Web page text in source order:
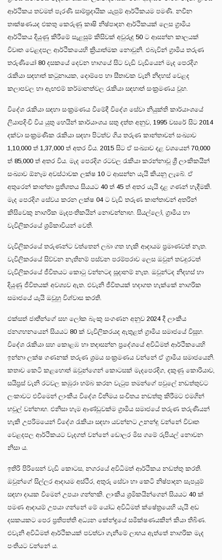
ආර්ථිකය තවමත් පැරණි සාම්ප්‍රදායික යැපුම් ආර්ථිකයම පමණි. නවීන
තාක්ෂණයද එකතු කෙරුණු කෘෂි නිෂ්පාදන ආර්ථිකයක් ලෙස ග්‍රාමීය
ආර්ථිකය දියුණු කිරීමේ සැළසුම් කිසිවක් අවුරුදු 50 ට ආසන්න කාලයක්
විවෘත වෙළදපල ආර්ථිකයෙහි ක්‍රියාත්මක නොවුනි. එබැවින් ග්‍රාමීය තරුණ
තරුණියෝ 80 දසකයේ දෙවන භාගයේ සිට වැඩි වැඩියෙන් මැද පෙරදිග
රැකියා සඳහාත් කටුනායක, දොම්පෙ හා සීතාවක වැනි නිදහස් වෙළද
කලාපවල හා ඇඟළුම් කර්මානත්වල රැකියා සඳහාත් සංක්‍රමණය වූහ.
විදේශ රැකියා සඳහා සංක්‍රමණය වීමේදී විදේශ සේවා නියුක්ති කාර්යාංශයේ
ලියාපදිංචි විය යුතු හෙයින් කාර්යාංශය සතු දත්ත අනුව, 1995 වසරේ සිට 2014
දක්වා සංක්‍රමණික රැකියා සඳහා පිටත්ව ගිය තරුණ කාන්තාවන් සංඛ්‍යාව
1,10,000 ත් 1,37,000 ත් අතර විය. 2015 සිට ඒ සංඛ්‍යාව දළ වශයෙන් 70,000
ත් 85,000 ත් අතර විය. මැද පෙරදිග රටවල රැකියා කරන්නාවූ ශ්‍රී ලාංකිකයින්
සංඛ්‍යාව ඕනෑම අවස්ථාවක ලක්ෂ 10 ට ආසන්න යැයි කියනු ලැබේ. ඒ
අතුරෙන් කාන්තා ප්‍රතිශතය සියයට 40 ත් 45 ත් අතර යැයි දළ ගණන් හැදීමකි.
මැද පෙරදිග සේවය කරන ලක්ෂ 04 ට වැඩි තරුණ කාන්තාවන් අතරින්
කිසිවෙකු නාගරික මැදපංතිකයින් නොවන්නාහ. සියල්ලෝ, ග්‍රාමීය හා
වැවිලිකරයේ ශ්‍රමිකාවියන් වෙති.
වැවිලිකරයේ තරුණන්ට වත්තෙන් ලබා ගත හැකි ආදායම ප්‍රමාණවත් නැත.
වැවිලිකරයේ සිව්වන නැතිනම් පස්වන පරම්පරාව ලෙස ඔවුන් තවදුරටත්
වැවිලිකරයේ ජීවිතයට කොටු වන්නටද සූදානම් නැත. ඔවුන්ටද නිදහස් හා
දියුණු ජීවිතයක් අවශ්‍යව ඇත. එවැනි ජීවිතයක් හදාගත හැක්කේ නාගරික
සමාජයේ යැයි ඔවුහු විශ්වාස කරති.
එක්සත් ජාතීන්ගේ සහ ලෝක බැංකු සංගණන අනුව 2024 දී ලාංකීය
ජනගහනයෙන් සියයට 80 ක් වැවිලිකරයද ඇතුළත් ග්‍රාමීය සමාජයේ විසූහ.
විදේශ රැකියා සහ කොළඹ හා තදාසන්න ප්‍රදේශයේ අවිධිමත් ආර්ථිකයෙහි
ඉන්නා ලක්ෂ ගණනක් තරුණ ශ්‍රමය සංක්‍රමණය වන්නේ ඒ ග්‍රාමීය සමාජයෙනි.
කතාව කෙටි කළහොත් ඔවුන්ගෙන් කොටසක් මැදපෙරදිග, දකුණු කොරියාව,
සයිප්‍රස් වැනි රටවල කඹුරා හම්බ කරන වැටුප තමන්ගේ පවුලේ නඩත්තුවට
ලංකාවට එවීමෙන් ලාංකීය විදේශ විනිමය සංචිතය නඩත්තු කිරීමට එමගින්
හවුල් වන්නාහ. එනිසා හැම ආණ්ඩුවක්ම ග්‍රාමීය සමාජයේ තරුණ තරුණියන්
හැකි උපරිමයෙන් විදේශ රැකියා සඳහා යවන්නට උනන්දු වන්නේ විවෘත
වෙළදපල ආර්ථිකයට වැදගත් වන්නේ ඩොලර මිස ගමේ රුපියල් නොවන
නිසා ය.
ඉතිරි පිරිසෙන් වැඩි කොටස, නගරයේ අවිධිමත් ආර්ථිකය නඩත්තු කරති.
ඔවුන්ගේ සිල්ලර ආදායම අස්ථිර, අතුරු සේවා හා කෙටි නිෂ්පාදන සැපයුම්
සඳහා දායක වීමෙන් උපයා ගන්නකි. ලාංකීය ශ්‍රමිකයින්ගෙන් සියයට 40 ක්
පමණ ආදායම් උපයා ගන්නේ මේ යෝධ අවිධිමත් ක්ෂේත්‍රයෙහි යැයි අඩ
දසකයකට පෙර ප්‍රතිපත්ති අධ්‍යන කේන්ද්‍රයේ සමීක්ෂණයකින් කියා තිබිණ.
එවැනි අවිධිමත් ආර්ථිකයක් පවත්වා ගැනීමේ ලාභය ඇත්තේ නාගරික මැද
පංතියට වන්නේ ය.